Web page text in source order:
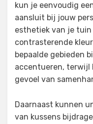
kun je eenvoudig
aansluit bij jouw
esthetiek van je
contrasterende
bepaalde gebieden
accentueren, terwijl
gevoel van
Daarnaast kunnen
van kussens